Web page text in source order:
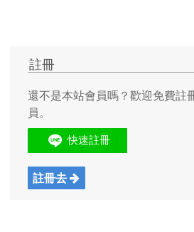
註冊
還不是本站會員嗎？歡迎免費註
員。
註冊去